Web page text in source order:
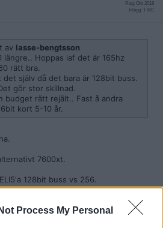
Process My Personal
Reg: Okt 2018
Inlägg: 1 681
av lasse-bengtsson
längre.. Hoppas iaf det är 165hz
rätt bra.
själv då det bara är 128bit buss.
gör stor skillnad.
budget rätt rejält.. Fast å andra
kort 5-10 år.
7600xt.
128bit buss vs 256.
Citera